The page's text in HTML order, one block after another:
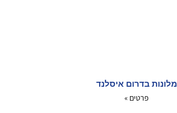
מלונות בדרום איסלנד
פרטים »